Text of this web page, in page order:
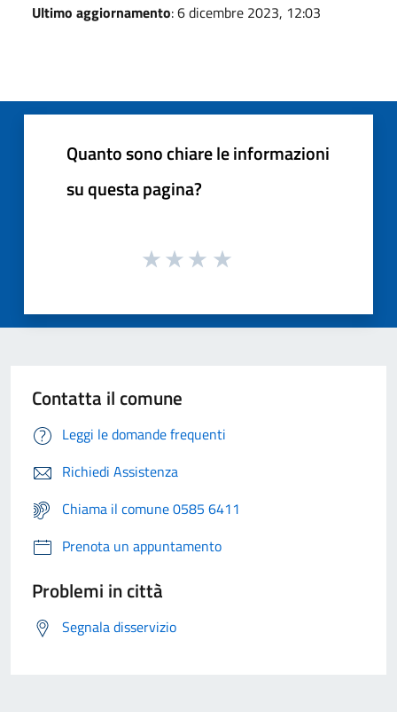
Ultimo aggiornamento: 6 dicembre 2023, 12:03
Quanto sono chiare le informazioni
su questa pagina?
Contatta il comune
Leggi le domande frequenti
Richiedi Assistenza
Chiama il comune 0585 6411
Prenota un appuntamento
Problemi in città
Segnala disservizio